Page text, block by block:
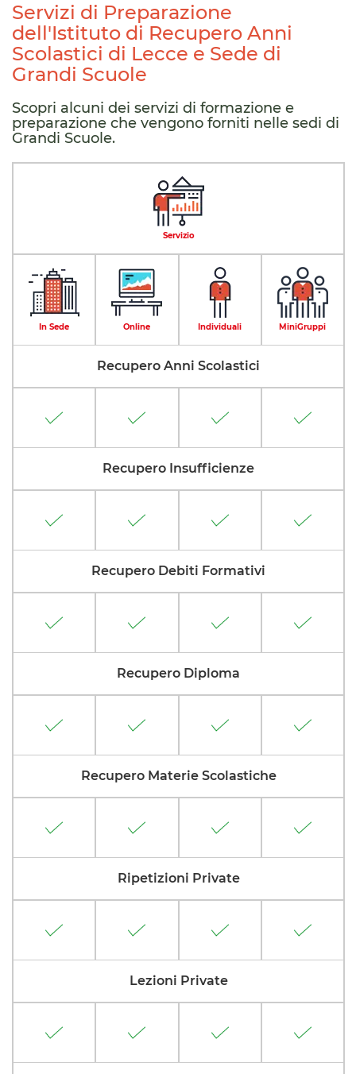
Servizi di Preparazione
dell'Istituto di Recupero Anni
Scolastici di Lecce e Sede di
Grandi Scuole
Scopri alcuni dei servizi di formazione e
preparazione che vengono forniti nelle sedi di
Grandi Scuole.
Servizio
In Sede Online Individuali MiniGruppi
Recupero Anni Scolastici
Recupero Insufficienze
Recupero Debiti Formativi
Recupero Diploma
Recupero Materie Scolastiche
Ripetizioni Private
Lezioni Private